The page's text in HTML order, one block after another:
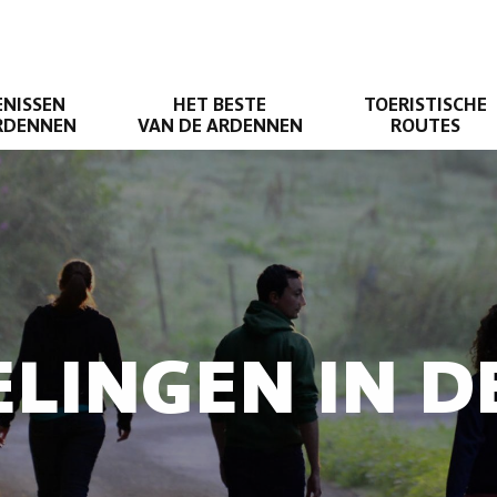
HET BESTE
VAN DE ARDENNEN
TOERISTISCHE
ROUTES
IN